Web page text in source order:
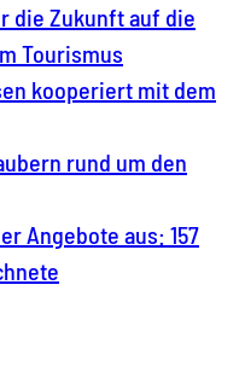
die Zukunft auf die
Tourismus
kooperiert mit dem
rund um den
Angebote aus: 157